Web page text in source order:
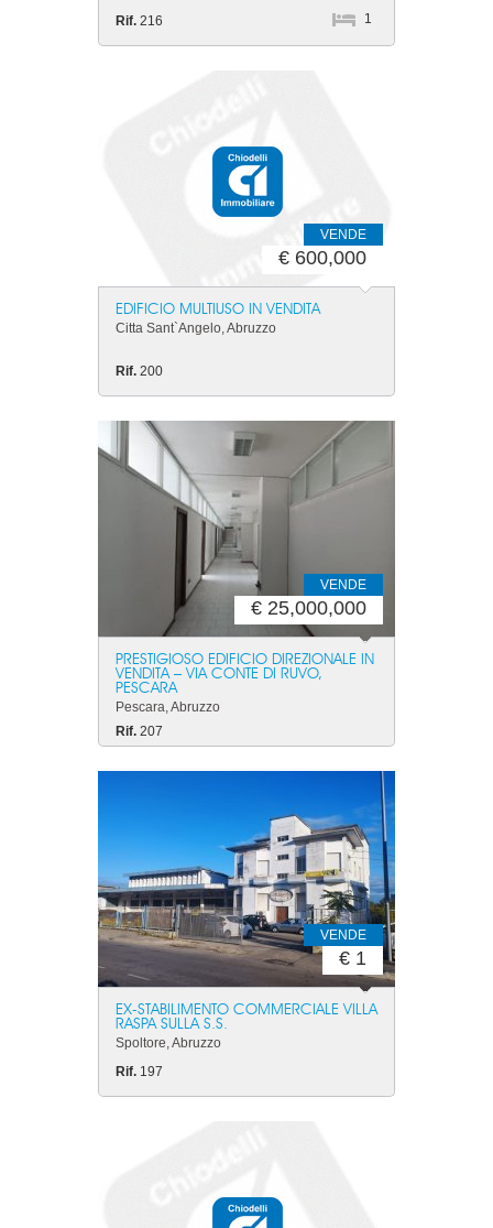
Rif. 216 1
VENDE
€ 600,000
EDIFICIO MULTIUSO IN VENDITA
Citta Sant`Angelo, Abruzzo
Rif. 200
VENDE
€ 25,000,000
PRESTIGIOSO EDIFICIO DIREZIONALE IN
VENDITA – VIA CONTE DI RUVO,
PESCARA
Pescara, Abruzzo
Rif. 207
VENDE
€ 1
EX-STABILIMENTO COMMERCIALE VILLA
RASPA SULLA S.S.
Spoltore, Abruzzo
Rif. 197